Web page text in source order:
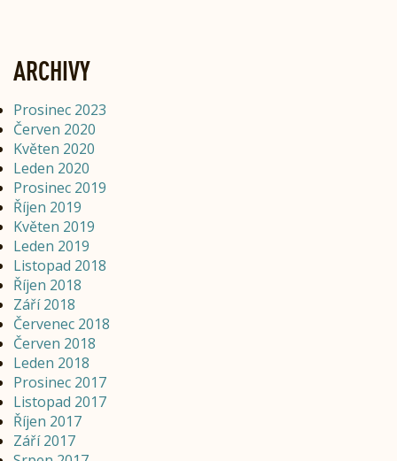
ARCHIVY
Prosinec 2023
Červen 2020
Květen 2020
Leden 2020
Prosinec 2019
Říjen 2019
Květen 2019
Leden 2019
Listopad 2018
Říjen 2018
Září 2018
Červenec 2018
Červen 2018
Leden 2018
Prosinec 2017
Listopad 2017
Říjen 2017
Září 2017